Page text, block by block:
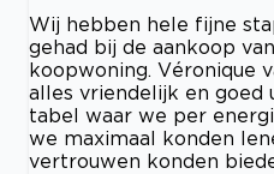
Wij hebben hele fijne
gehad bij de aankoop
koopwoning. Véronique
alles vriendelijk en goed
tabel waar we per
we maximaal konden
vertrouwen konden